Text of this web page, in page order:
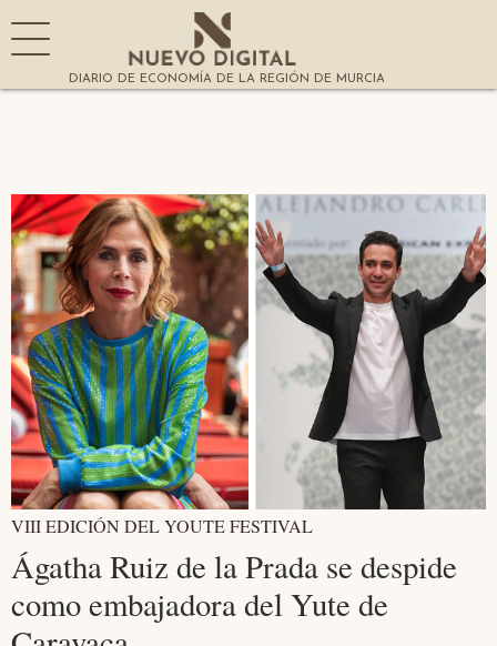
DIARIO DE ECONOMÍA DE LA REGIÓN DE MURCIA
VIII EDICIÓN DEL YOUTE FESTIVAL
Ágatha Ruiz de la Prada se despide
como embajadora del Yute de